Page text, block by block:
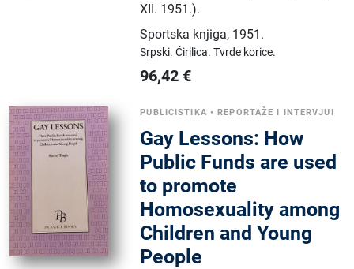
XII. 1951.).
Sportska knjiga, 1951.
Srpski.Ćirilica.Tvrde korice.
96,42 €
PUBLICISTIKA •REPORTAŽE I INTERVJUI
Gay Lessons: How
Public Funds are used
to promote
Homosexuality among
Children and Young
People